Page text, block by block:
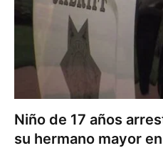
Niño de 17 años
su hermano mayor